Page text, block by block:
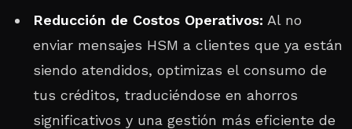
Reducción de Costos Operativos: Al no
enviar mensajes HSM a clientes que ya están
siendo atendidos, optimizas el consumo de
tus créditos, traduciéndose en ahorros
significativos y una gestión más eficiente de